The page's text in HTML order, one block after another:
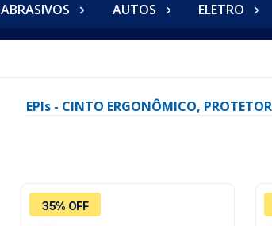
ABRASIVOS AUTOS ELETRO
EPIs - CINTO ERGONÔMICO,
35% OFF